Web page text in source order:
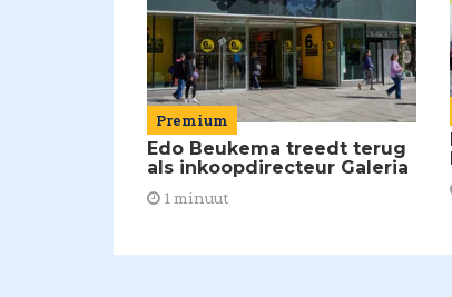
Premium
Edo Beukema treedt terug
als inkoopdirecteur Galeria
1 minuut